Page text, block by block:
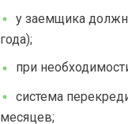
у заемщика
года);
при
система
месяцев;